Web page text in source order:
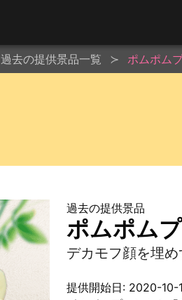
過去の提供景品一覧 ポムポム
過去の提供景品
ポムポム
デカモフ顔を埋
提供開始日: 2020-